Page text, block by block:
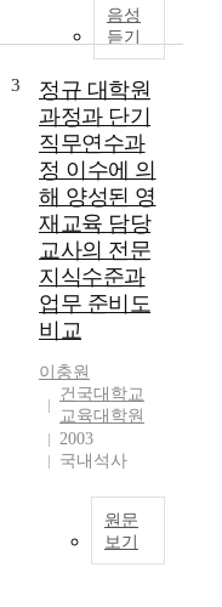
음성
듣기
3
정규 대학원
과정과 단기
직무연수과
정 이수에 의
해 양성된 영
재교육 담당
교사의 전문
지식수준과
업무 준비도
비교
이충원
건국대학교
교육대학원
2003
국내석사
원문
보기